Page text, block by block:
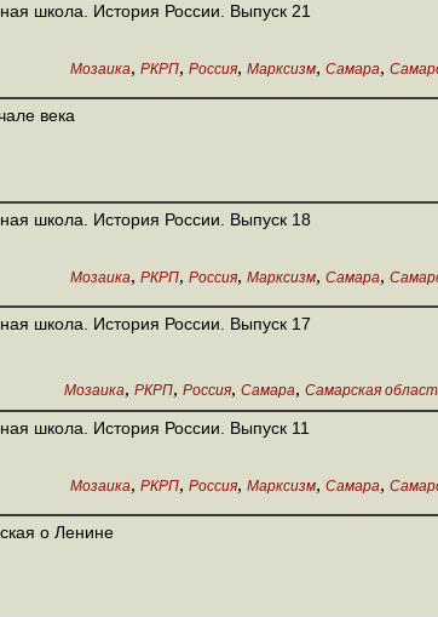
школа. История России. Выпуск 21
Мозаика, РКРП, Россия, Марксизм, Самара,
века
школа. История России. Выпуск 18
Мозаика, РКРП, Россия, Марксизм, Самара,
школа. История России. Выпуск 17
Мозаика, РКРП, Россия, Самара, Самарская
школа. История России. Выпуск 11
Мозаика, РКРП, Россия, Марксизм, Самара,
о Ленине